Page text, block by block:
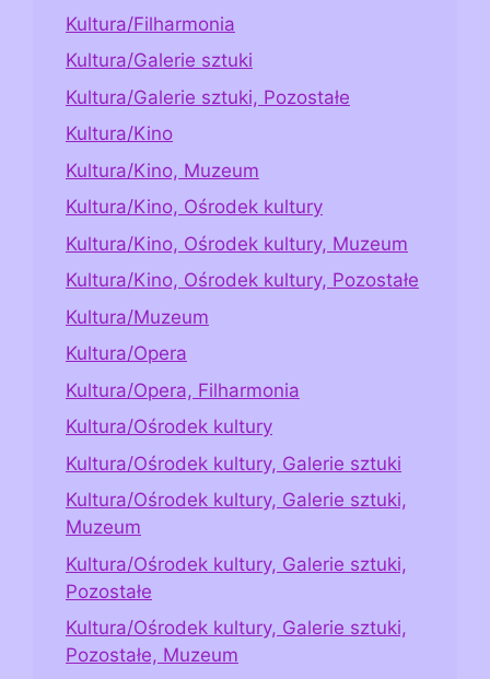
Kultura/Filharmonia
Kultura/Galerie sztuki
Kultura/Galerie sztuki, Pozostałe
Kultura/Kino
Kultura/Kino, Muzeum
Kultura/Kino, Ośrodek kultury
Kultura/Kino, Ośrodek kultury, Muzeum
Kultura/Kino, Ośrodek kultury, Pozostałe
Kultura/Muzeum
Kultura/Opera
Kultura/Opera, Filharmonia
Kultura/Ośrodek kultury
Kultura/Ośrodek kultury, Galerie sztuki
Kultura/Ośrodek kultury, Galerie sztuki,
Muzeum
Kultura/Ośrodek kultury, Galerie sztuki,
Pozostałe
Kultura/Ośrodek kultury, Galerie sztuki,
Pozostałe, Muzeum